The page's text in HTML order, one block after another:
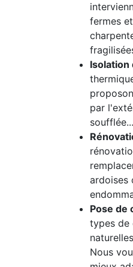
fermes
Isolation
par
soufflée...
ardoises
Pose de
types de
Nous